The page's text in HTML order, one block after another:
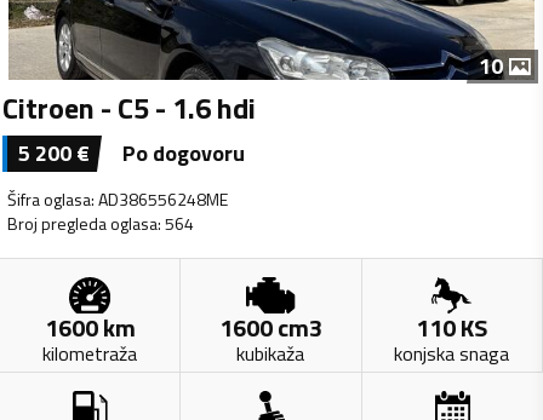
10
Citroen - C5 - 1.6 hdi
5 200€ Po dogovoru
Šifra oglasa:AD386556248ME
Broj pregleda oglasa:564
1600km
kilometraža
1600cm3
kubikaža
110KS
konjska snaga